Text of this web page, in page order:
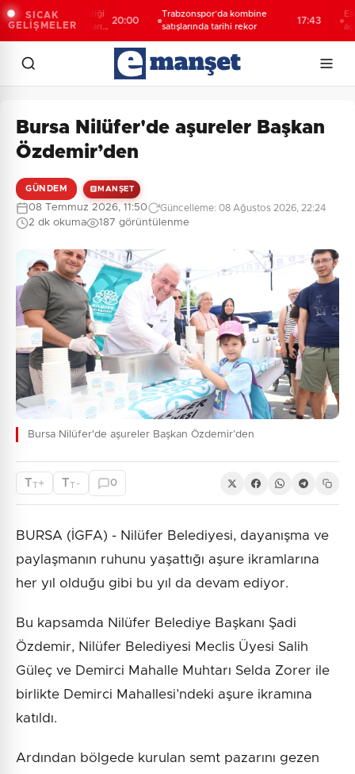
SICAK
GELİŞMELER
Kürt kardeşliği
bu toprakların
20:00
Trabzonspor’da kombine
satışlarında tarihi rekor
Esnaf
açıklama
Bursa Nilüfer'de aşureler Başkan
Özdemir’den
GÜNDEM MANŞET
08 Temmuz 2026, 11:50 Güncelleme: 08 Ağustos 2026, 22:24
2 dk okuma 187 görüntülenme
Bursa Nilüfer'de aşureler Başkan Özdemir’den
TT+ TT - 0
BURSA (İGFA) - Nilüfer Belediyesi, dayanışma ve
paylaşmanın ruhunu yaşattığı aşure ikramlarına
her yıl olduğu gibi bu yıl da devam ediyor.
Bu kapsamda Nilüfer Belediye Başkanı Şadi
Özdemir, Nilüfer Belediyesi Meclis Üyesi Salih
Güleç ve Demirci Mahalle Muhtarı Selda Zorer ile
birlikte Demirci Mahallesi’ndeki aşure ikramına
katıldı.
Ardından bölgede kurulan semt pazarını gezen